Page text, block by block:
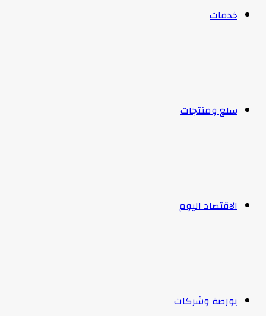
خدمات
سلع ومنتجات
الاقتصاد اليوم
بورصة وشركات